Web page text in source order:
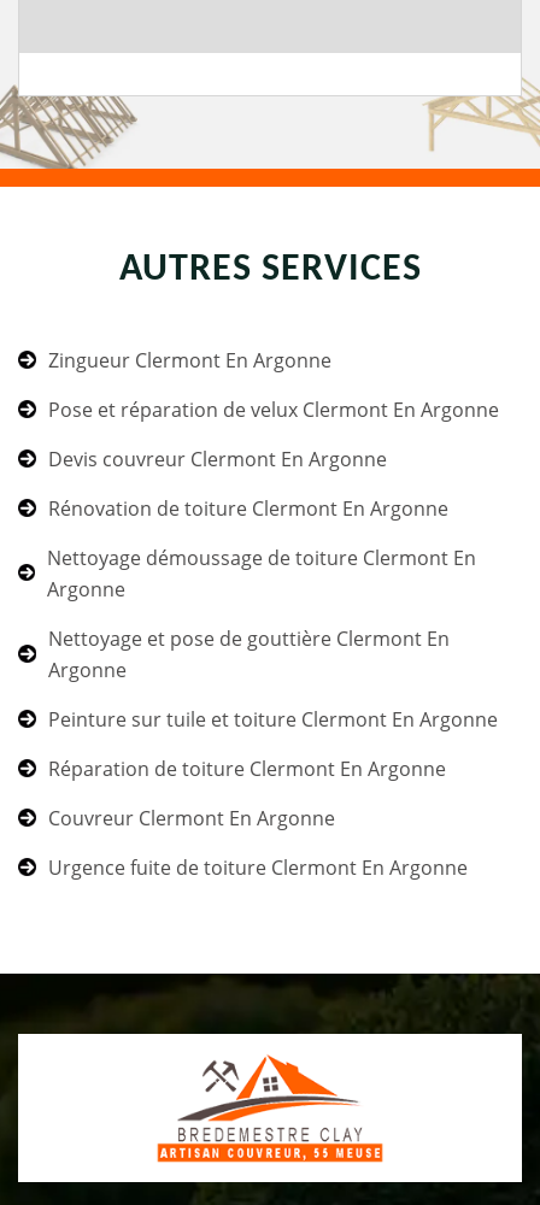
AUTRES SERVICES
Zingueur Clermont En Argonne
Pose et réparation de velux Clermont En Argonne
Devis couvreur Clermont En Argonne
Rénovation de toiture Clermont En Argonne
Nettoyage démoussage de toiture Clermont En
Argonne
Nettoyage et pose de gouttière Clermont En
Argonne
Peinture sur tuile et toiture Clermont En Argonne
Réparation de toiture Clermont En Argonne
Couvreur Clermont En Argonne
Urgence fuite de toiture Clermont En Argonne